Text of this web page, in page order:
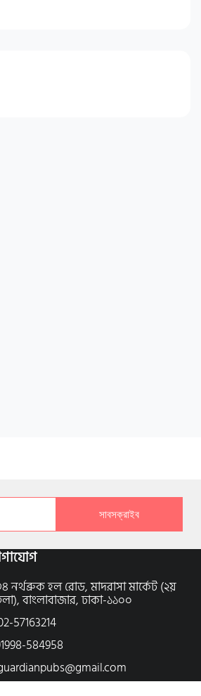
সাবসক্রাইব
নর্থব্রুক হল রোড, মাদরাসা মার্কেট (২য়
বাংলাবাজার, ঢাকা-১১০০
57163214
584958